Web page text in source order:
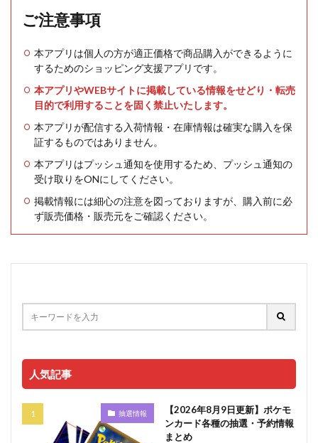
ご注意事項
本アプリは個人の方が適正価格で商品購入ができるように
するためのショッピング支援アプリです。
本アプリやWEBサイトに掲載している情報をせどり・転売
目的で利用することを固く禁止いたします。
本アプリが配信する入荷情報・在庫情報は確実な購入を保
証するものではありません。
本アプリはプッシュ通知を使用するため、プッシュ通知の
受け取りをONにしてください。
掲載情報には細心の注意を図っておりますが、購入前に必
ず販売価格・販売元をご確認ください。
人気記事
抽選情報
【2026年8月9日更新】ポケモ
ンカード各種の抽選・予約情報
まとめ